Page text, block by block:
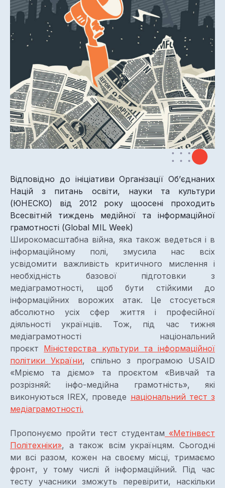
Відповідно до ініціативи Організації Об’єднаних
Націй з питань освіти, науки та культури
(ЮНЕСКО) від 2012 року щоосені проходить
Всесвітній тиждень медійної та інформаційної
грамотності (Global MIL Week)
Широкомасштабна війна, яка також ведеться і в
інформаційному полі, змусила нас всіх
усвідомити важливість критичного мислення і
необхідність базової підготовки з
медіаграмотності, щоб бути стійкими до
інформаційних ворожих атак. Це стосується
абсолютно усіх сфер життя і професійної
діяльності українців. Тож, під час тижня
медіаграмотності національний
проєкт Міністерства культури та інформаційної
політики України, спільно з програмою USAID
«Мріємо та діємо» та проєктом «Вивчай та
розрізняй: інфо-медійна грамотність», які
виконуються IREX, проведе національний тест з
медіаграмотності.
Пропонуємо пройти тест студентам «Метінвест
Політехніки», а також всім українцям. Сьогодні
ми всі разом, кожен на своєму місці, тримаємо
фронт, у тому числі й інформаційний. Під час
тесту учасники зможуть перевірити, наскільки